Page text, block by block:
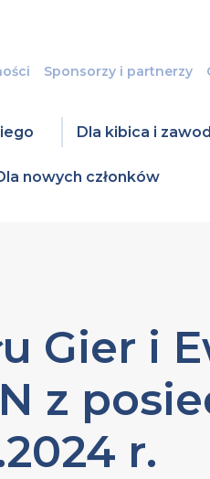
Sponsorzy i partnerzy
Dla kibica i
nowych członków
Gier i
z
r.